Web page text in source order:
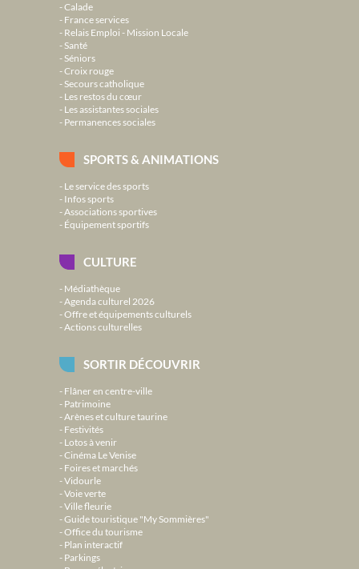
Calade
France services
Relais Emploi - Mission Locale
Santé
Séniors
Croix rouge
Secours catholique
Les restos du cœur
Les assistantes sociales
Permanences sociales
SPORTS & ANIMATIONS
Le service des sports
Infos sports
Associations sportives
Équipement sportifs
CULTURE
Médiathèque
Agenda culturel 2026
Offre et équipements culturels
Actions culturelles
SORTIR DÉCOUVRIR
Flâner en centre-ville
Patrimoine
Arènes et culture taurine
Festivités
Lotos à venir
Cinéma Le Venise
Foires et marchés
Vidourle
Voie verte
Ville fleurie
Guide touristique "My Sommières"
Office du tourisme
Plan interactif
Parkings